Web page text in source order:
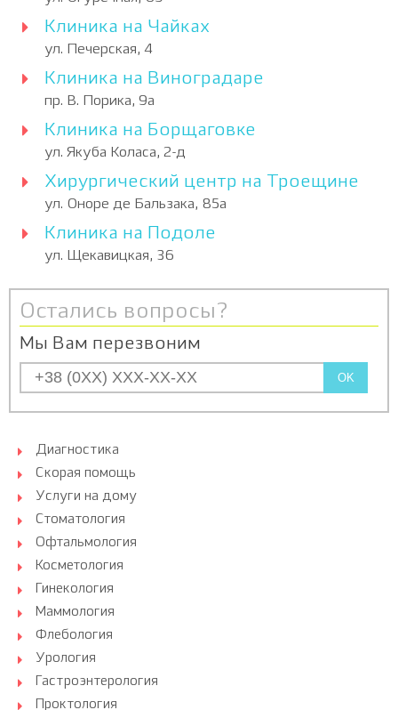
Клиника на Чайках
ул. Печерская, 4
Клиника на Виноградаре
пр. В. Порика, 9а
Клиника на Борщаговке
ул. Якуба Коласа, 2-д
Хирургический центр на Троещине
ул. Оноре де Бальзака, 85а
Клиника на Подоле
ул. Щекавицкая, 36
Остались вопросы?
Мы Вам перезвоним
OK
Диагностика
Скорая помощь
Услуги на дому
Стоматология
Офтальмология
Косметология
Гинекология
Маммология
Флебология
Урология
Гастроэнтерология
Проктология